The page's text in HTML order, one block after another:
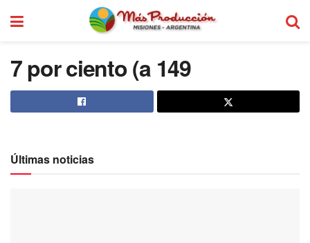
7 por ciento (a 149
Últimas noticias